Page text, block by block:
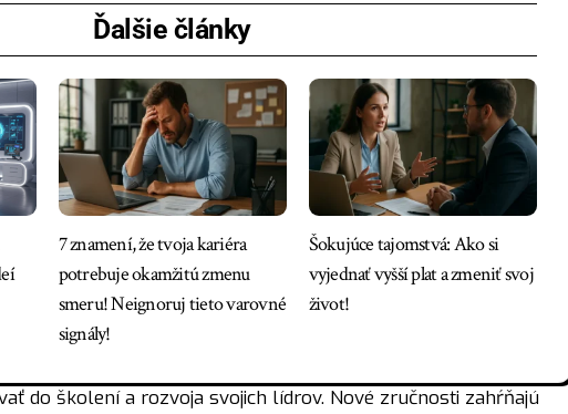
Ďalšie články
7 znamení, že tvoja kariéra
potrebuje okamžitú zmenu
smeru! Neignoruj tieto varovné
signály!
Šokujúce tajomstvá: Ako si
vyjednať vyšší plat a zmeniť svoj
život!
do školení a rozvoja svojich lídrov. Nové zručnosti zahŕňajú